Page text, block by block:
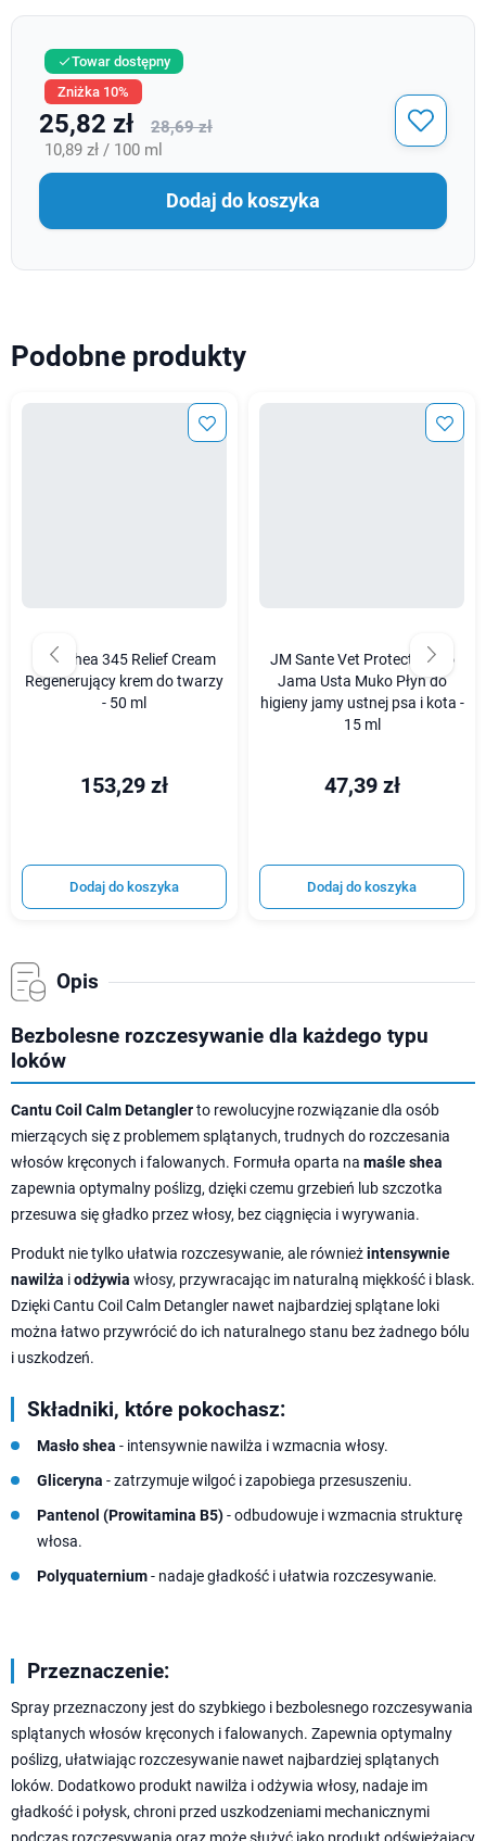
Towar dostępny
Zniżka 10%
25,82 zł
28,69 zł
10,89 zł / 100 ml
Dodaj do koszyka
Podobne produkty
Dr. Althea 345 Relief Cream
Regenerujący krem do twarzy
- 50 ml
153,29 zł
Dodaj do koszyka
JM Sante Vet Protector Pro
Jama Usta Muko Płyn do
higieny jamy ustnej psa i kota -
15 ml
47,39 zł
Dodaj do koszyka
Opis
Bezbolesne rozczesywanie dla każdego typu
loków
Cantu Coil Calm Detanglerto rewolucyjne rozwiązanie dla osób
mierzących się z problemem splątanych, trudnych do rozczesania
włosów kręconych i falowanych. Formuła oparta na maśle shea
zapewnia optymalny poślizg, dzięki czemu grzebień lub szczotka
przesuwa się gładko przez włosy, bez ciągnięcia i wyrywania.
Produkt nie tylko ułatwia rozczesywanie, ale równieżintensywnie
nawilża iodżywia włosy, przywracając im naturalną miękkość i blask.
Dzięki Cantu Coil Calm Detangler nawet najbardziej splątane loki
można łatwo przywrócić do ich naturalnego stanu bez żadnego bólu
i uszkodzeń.
Składniki, które pokochasz:
Masło shea - intensywnie nawilża i wzmacnia włosy.
Gliceryna - zatrzymuje wilgoć i zapobiega przesuszeniu.
Pantenol (Prowitamina B5)- odbudowuje i wzmacnia strukturę
włosa.
Polyquaternium- nadaje gładkość i ułatwia rozczesywanie.
Przeznaczenie:
Spray przeznaczony jest do szybkiego i bezbolesnego rozczesywania
splątanych włosów kręconych i falowanych. Zapewnia optymalny
poślizg, ułatwiając rozczesywanie nawet najbardziej splątanych
loków. Dodatkowo produkt nawilża i odżywia włosy, nadaje im
gładkość i połysk, chroni przed uszkodzeniami mechanicznymi